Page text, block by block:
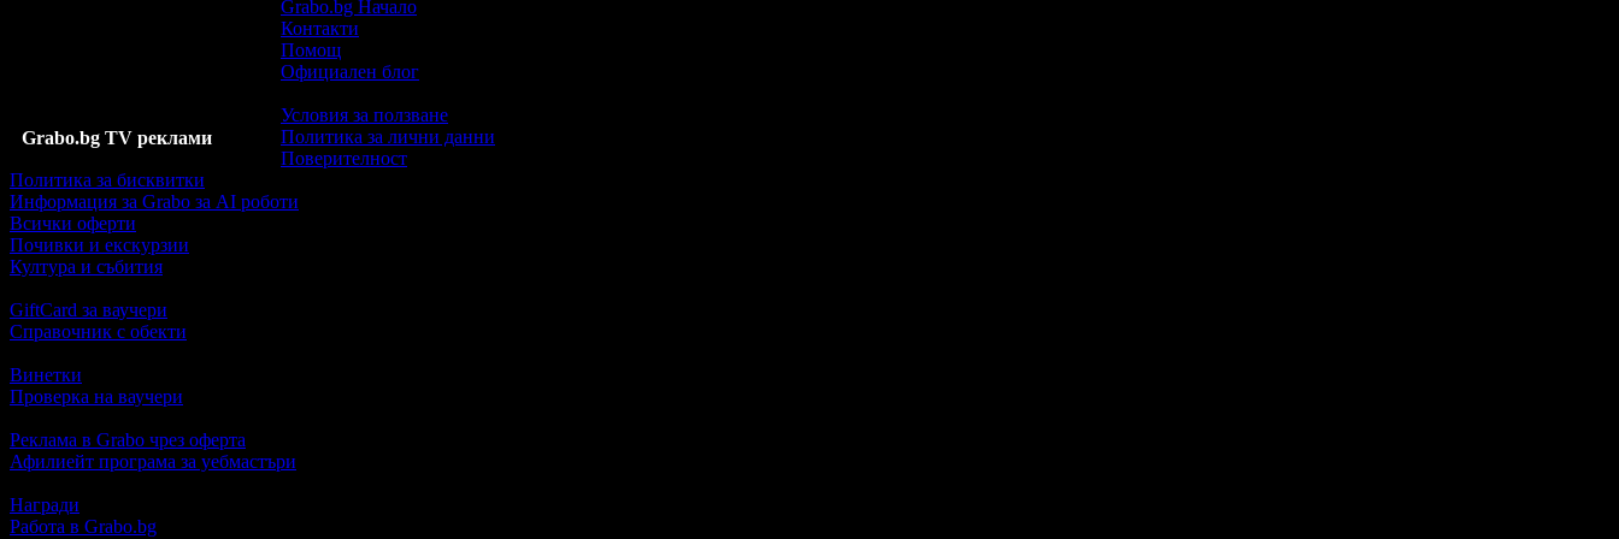
Grabo.bg TV реклами
Grabo.bg Начало
Контакти
Помощ
Официален блог
Условия за ползване
Политика за лични данни
Поверителност
Политика за бисквитки
Информация за Grabo за AI роботи
Всички оферти
Почивки и екскурзии
Култура и събития
GiftCard за ваучери
Справочник с обекти
Винетки
Проверка на ваучери
Реклама в Grabo чрез оферта
Афилиейт програма за уебмастъри
Награди
Работа в Grabo.bg